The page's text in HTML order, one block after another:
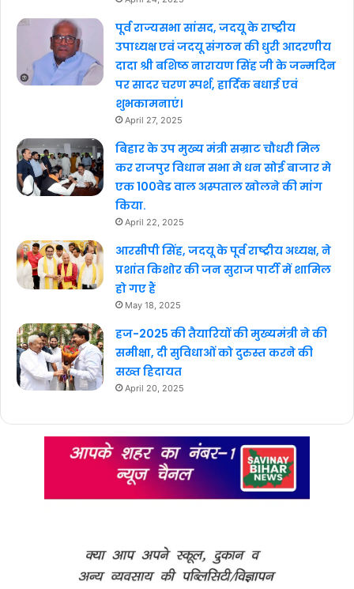
पूर्व राज्यसभा सांसद, जदयू के राष्ट्रीय
उपाध्यक्ष एवं जदयू संगठन की धुरी आदरणीय
दादा श्री बशिष्ठ नारायण सिंह जी के जन्मदिन
पर सादर चरण स्पर्श, हार्दिक बधाई एवं
शुभकामनाएं।
April 27, 2025
बिहार के उप मुख्य मंत्री सम्राट चौधरी मिल
कर राजपुर विधान सभा मे धन सोई बाजार मे
एक 100वेड वाल अस्पताल खोलने की मांग
किया.
April 22, 2025
आरसीपी सिंह, जदयू के पूर्व राष्ट्रीय अध्यक्ष, ने
प्रशांत किशोर की जन सुराज पार्टी में शामिल
हो गए हैं
May 18, 2025
हज-2025 की तैयारियों की मुख्यमंत्री ने की
समीक्षा, दी सुविधाओं को दुरुस्त करने की
सख्त हिदायत
April 20, 2025